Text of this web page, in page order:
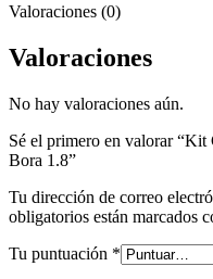
Valoraciones (0)
Valoraciones
No hay valoraciones aún.
Sé el primero en valorar
Bora 1.8”
Tu dirección de correo
obligatorios están marcados
Tu puntuación *